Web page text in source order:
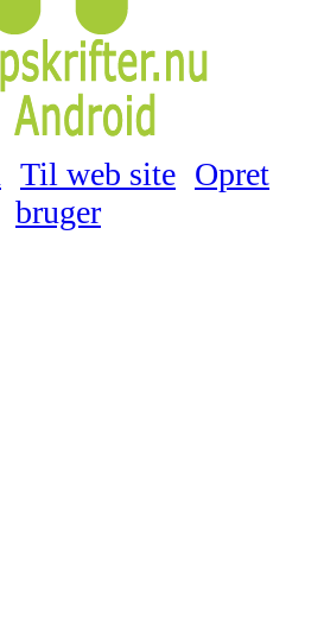
Til web site Opret
bruger